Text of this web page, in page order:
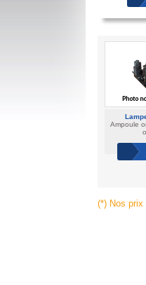
Ampoule
(*) Nos prix